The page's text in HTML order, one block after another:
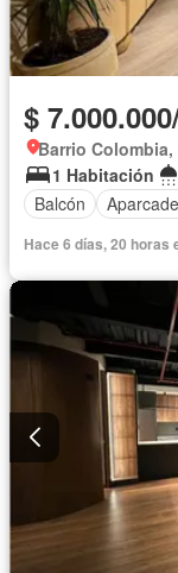
$
Barrio
1 Habitación
Balcón
Hace 6 días, 20 horas